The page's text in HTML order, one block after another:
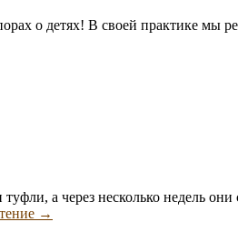
о детях! В своей практике мы
а через несколько недель они
Товароведческая
→